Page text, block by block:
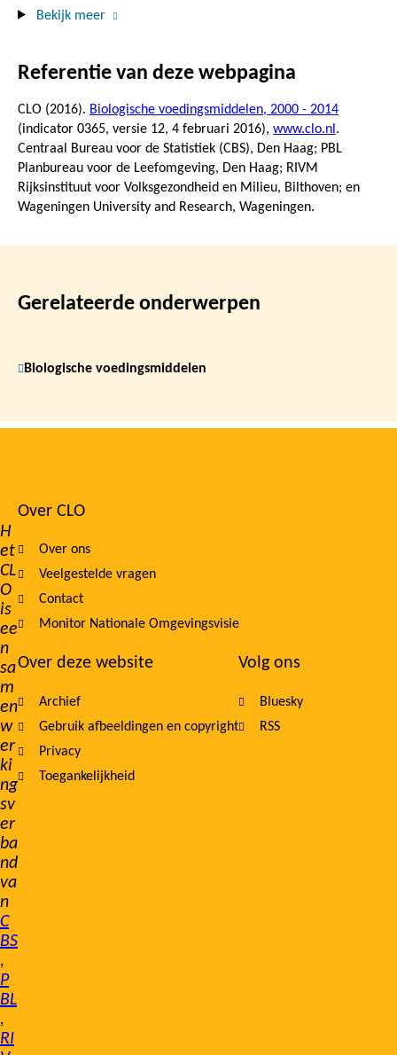
Bekijk meer
Referentie van deze webpagina
CLO (2016). Biologische voedingsmiddelen, 2000 - 2014
(indicator 0365, versie 12, 4 februari 2016), www.clo.nl .
Centraal Bureau voor de Statistiek (CBS), Den Haag; PBL
Planbureau voor de Leefomgeving, Den Haag; RIVM
Rijksinstituut voor Volksgezondheid en Milieu, Bilthoven; en
Wageningen University and Research, Wageningen.
Gerelateerde onderwerpen
Biologische voedingsmiddelen
H
et
CL
O
is
ee
n
sa
m
en
w
er
ki
ng
sv
er
ba
nd
va
n
C
BS
,
P
BL
,
RI
Footer
navigation
Over CLO
Over ons
Veelgestelde vragen
Contact
Monitor Nationale Omgevingsvisie
Over deze website
Archief
Gebruik afbeeldingen en copyright
Privacy
Toegankelijkheid
Volg ons
Bluesky
RSS